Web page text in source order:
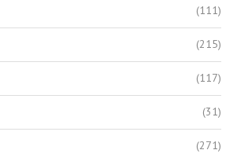
(111)
(215)
(117)
(31)
(271)